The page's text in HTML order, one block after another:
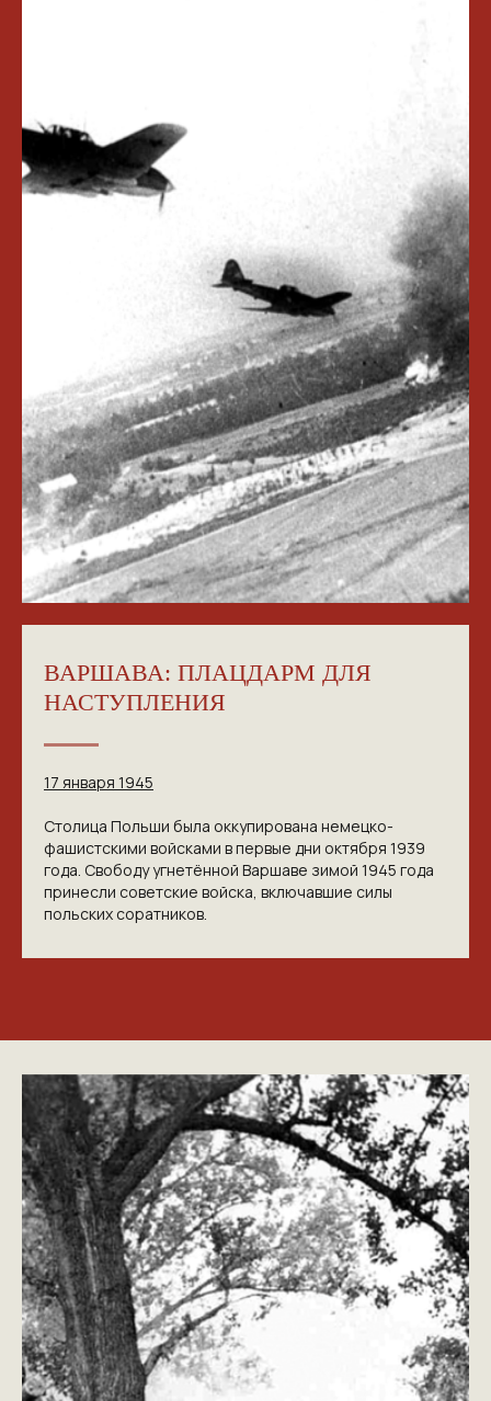
ВАРШАВА: ПЛАЦДАРМ ДЛЯ
НАСТУПЛЕНИЯ
17 января 1945
Столица Польши была оккупирована немецко-
фашистскими войсками в первые дни октября 1939
года. Свободу угнетённой Варшаве зимой 1945 года
принесли советские войска, включавшие силы
польских соратников.
ПРОЕКТЕ
VICTORYDAY80.RU
NGKMOSCOW@YANDEX.RU
+7 (925) 007-33-07